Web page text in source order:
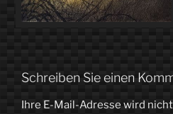
Schreiben Sie einen
Ihre E-Mail-Adresse wird